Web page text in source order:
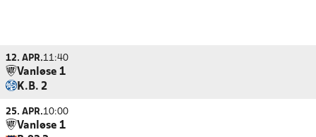
12. APR.11:40
Vanløse 1
K.B. 2
25. APR.10:00
Vanløse 1